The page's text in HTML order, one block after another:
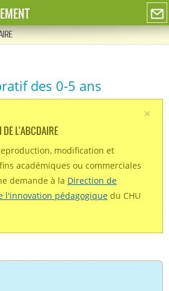
des 0-5 ans
×
L'ABCDAIRE
modification et
académiques ou commerciales
demande à la Direction de
l'innovation pédagogique du CHU